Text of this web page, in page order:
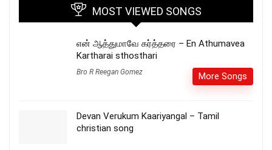
MOST VIEWED SONGS
என் ஆத்துமாவே கர்த்தரை – En Athumavea
Kartharai sthosthari
Bro R Reegan Gomez More Songs
Devan Verukum Kaariyangal – Tamil
christian song